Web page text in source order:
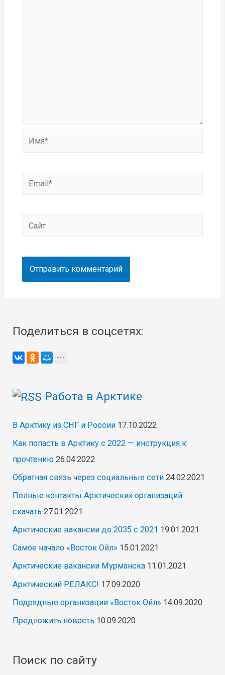
Имя*
Email*
Сайт
Поделиться в соцсетях:
Работа в Арктике
В Арктику из СНГ и России 17.10.2022
Как попасть в Арктику с 2022 — инструкция к
прочтению 26.04.2022
Обратная связь через социальные сети 24.02.2021
Полные контакты Арктических организаций
скачать 27.01.2021
Арктические вакансии до 2035 с 2021 19.01.2021
Самое начало «Восток Ойл» 15.01.2021
Арктические вакансии Мурманска 11.01.2021
Арктический РЕЛАКС! 17.09.2020
Подрядные организации «Восток Ойл» 14.09.2020
Предложить новость 10.09.2020
Поиск по сайту